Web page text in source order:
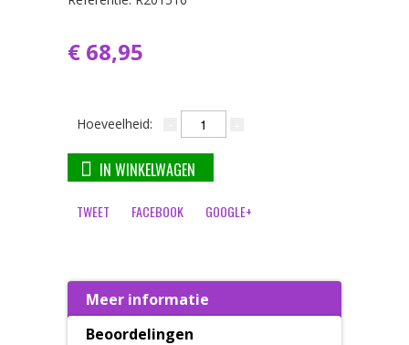
€ 68,95
Hoeveelheid:
IN WINKELWAGEN
TWEET FACEBOOK GOOGLE+
Meer informatie
Beoordelingen